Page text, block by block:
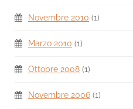
Novembre 2010 (1)
Marzo 2010 (1)
Ottobre 2008 (1)
Novembre 2006 (1)